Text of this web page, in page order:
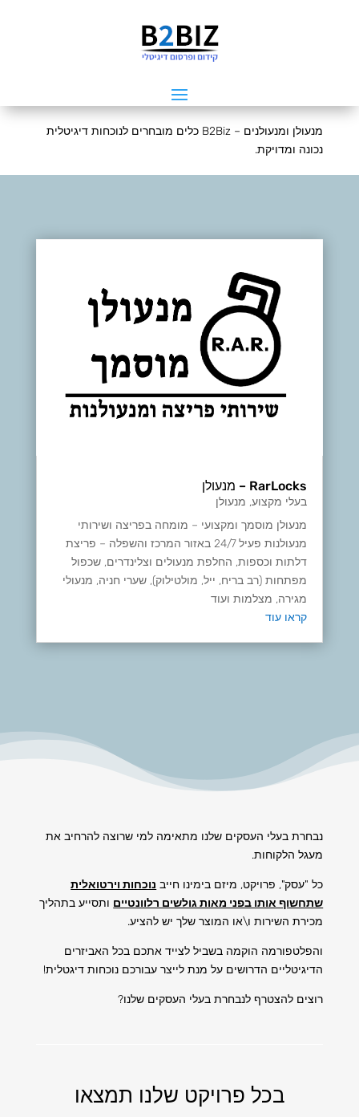
מנעולן ומנעולנים – B2Biz כלים מובחרים לנוכחות דיגיטלית
נכונה ומדויקת.
RarLocks – מנעולן
בעלי מקצוע, מנעולן
מנעולן מוסמך ומקצועי – מומחה בפריצה ושירותי
מנעולנות פעיל 24/7 באזור המרכז והשפלה – פריצת
דלתות וכספות, החלפת מנעולים וצלינדרים, שכפול
מפתחות (רב בריח, ייל, מולטילוק), שערי חניה, מנעולי
מגירה, מצלמות ועוד
קראו עוד
נבחרת בעלי העסקים שלנו מתאימה למי שרוצה להרחיב את
מעגל הלקוחות.
כל "עסק", פרויקט, מיזם בימינו חייב נוכחות וירטואלית
שתחשוף אותו בפני מאות גולשים רלוונטיים ותסייע בתהליך
מכירת השירות ו\או המוצר שלך יש להציע.
והפלטפורמה הוקמה בשביל לצייד אתכם בכל האביזרים
הדיגיטליים הדרושים על מנת לייצר עבורכם נוכחות דיגטלית!
רוצים להצטרף לנבחרת בעלי העסקים שלנו?
בכל פרויקט שלנו תמצאו